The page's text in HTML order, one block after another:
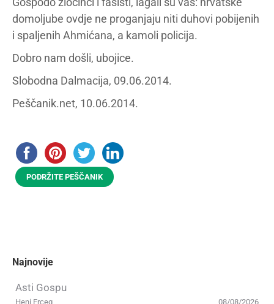
domoljube ovdje ne proganjaju niti duhovi pobijenih
i spaljenih Ahmićana, a kamoli policija.
Dobro nam došli, ubojice.
Slobodna Dalmacija, 09.06.2014.
Peščanik.net, 10.06.2014.
PODRŽITE PEŠČANIK
Najnovije
Asti Gospu
08/08/2026
Heni Erceg